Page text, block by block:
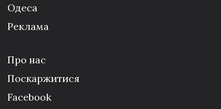
Одеса
Реклама
Про нас
Поскаржитися
Facebook